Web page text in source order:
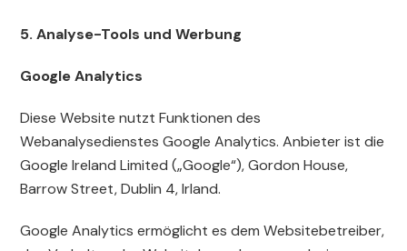
5. Analyse-Tools und Werbung
Google Analytics
Diese Website nutzt Funktionen des
Webanalysedienstes Google Analytics. Anbieter ist die
Google Ireland Limited („Google“), Gordon House,
Barrow Street, Dublin 4, Irland.
Google Analytics ermöglicht es dem Websitebetreiber,